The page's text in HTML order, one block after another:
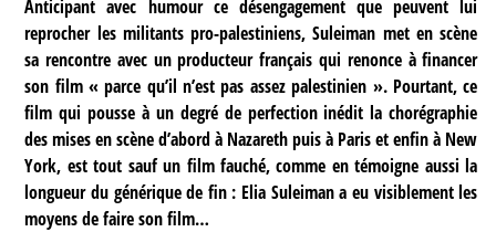
Anticipant avec humour ce désengagement que peuvent lui
reprocher les militants pro-palestiniens, Suleiman met en scène
sa rencontre avec un producteur français qui renonce à financer
son film « parce qu’il n’est pas assez palestinien ». Pourtant, ce
film qui pousse à un degré de perfection inédit la chorégraphie
des mises en scène d’abord à Nazareth puis à Paris et enfin à New
York, est tout sauf un film fauché, comme en témoigne aussi la
longueur du générique de fin : Elia Suleiman a eu visiblement les
moyens de faire son film…